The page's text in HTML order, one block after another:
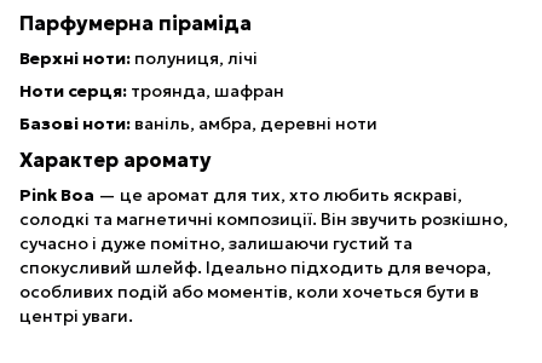
Парфумерна піраміда
Верхні ноти: полуниця, лічі
Ноти серця: троянда, шафран
Базові ноти: ваніль, амбра, деревні ноти
Характер аромату
Pink Boa — це аромат для тих, хто любить яскраві,
солодкі та магнетичні композиції. Він звучить розкішно,
сучасно і дуже помітно, залишаючи густий та
спокусливий шлейф. Ідеально підходить для вечора,
особливих подій або моментів, коли хочеться бути в
центрі уваги.